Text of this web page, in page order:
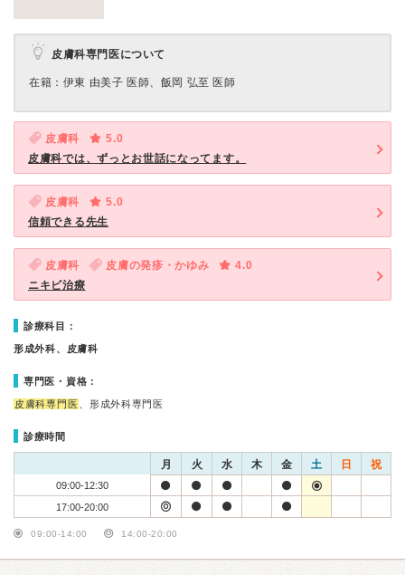
皮膚科専門医について
在籍：伊東 由美子 医師、飯岡 弘至 医師
皮膚科
5.0
皮膚科では、ずっとお世話になってます。
皮膚科
5.0
信頼できる先生
皮膚科 皮膚の発疹・かゆみ
4.0
ニキビ治療
診療科目：
形成外科、皮膚科
専門医・資格：
皮膚科専門医 、形成外科専門医
診療時間
月 火 水 木 金 土 日 祝
09:00-12:30
17:00-20:00
09:00-14:00 14:00-20:00